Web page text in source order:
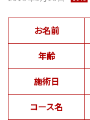
お名前
年齢
施術日
コース名